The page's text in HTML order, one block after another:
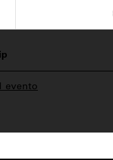
evento